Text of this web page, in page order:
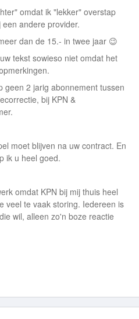
omdat ik "lekker" overstap
andere provider.
dan de 15.- in twee jaar 😉
tekst sowieso niet omdat het
geen 2 jarig abonnement tussen
bij KPN &
moet blijven na uw contract. En
ik u heel goed.
omdat KPN bij mij thuis heel
veel te vaak storing. Iedereen is
wil, alleen zo'n boze reactie